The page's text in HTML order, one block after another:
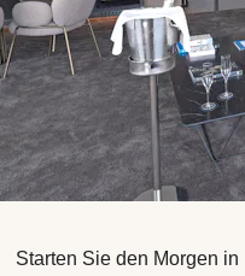
Starten Sie den Morgen